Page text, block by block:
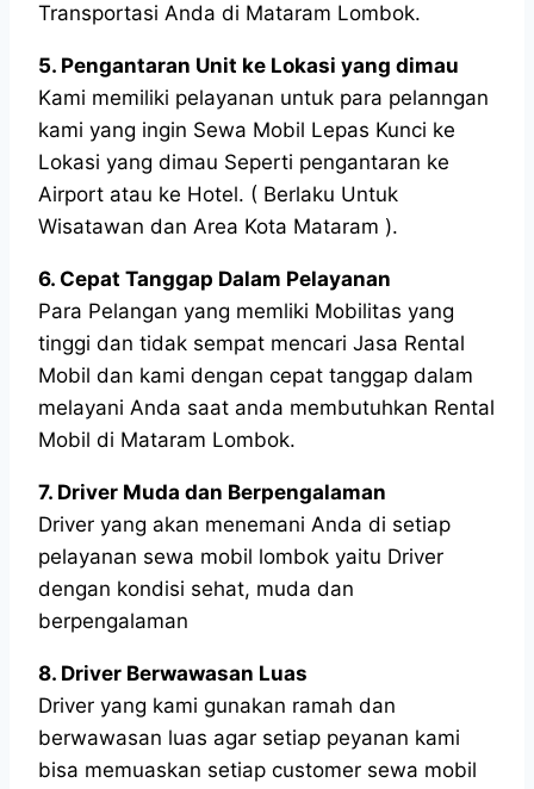
Transportasi Anda di Mataram Lombok.
5. Pengantaran Unit ke Lokasi yang dimau
Kami memiliki pelayanan untuk para pelanngan
kami yang ingin Sewa Mobil Lepas Kunci ke
Lokasi yang dimau Seperti pengantaran ke
Airport atau ke Hotel. ( Berlaku Untuk
Wisatawan dan Area Kota Mataram ).
6. Cepat Tanggap Dalam Pelayanan
Para Pelangan yang memliki Mobilitas yang
tinggi dan tidak sempat mencari Jasa Rental
Mobil dan kami dengan cepat tanggap dalam
melayani Anda saat anda membutuhkan Rental
Mobil di Mataram Lombok.
7. Driver Muda dan Berpengalaman
Driver yang akan menemani Anda di setiap
pelayanan sewa mobil lombok yaitu Driver
dengan kondisi sehat, muda dan
berpengalaman
8. Driver Berwawasan Luas
Driver yang kami gunakan ramah dan
berwawasan luas agar setiap peyanan kami
bisa memuaskan setiap customer sewa mobil